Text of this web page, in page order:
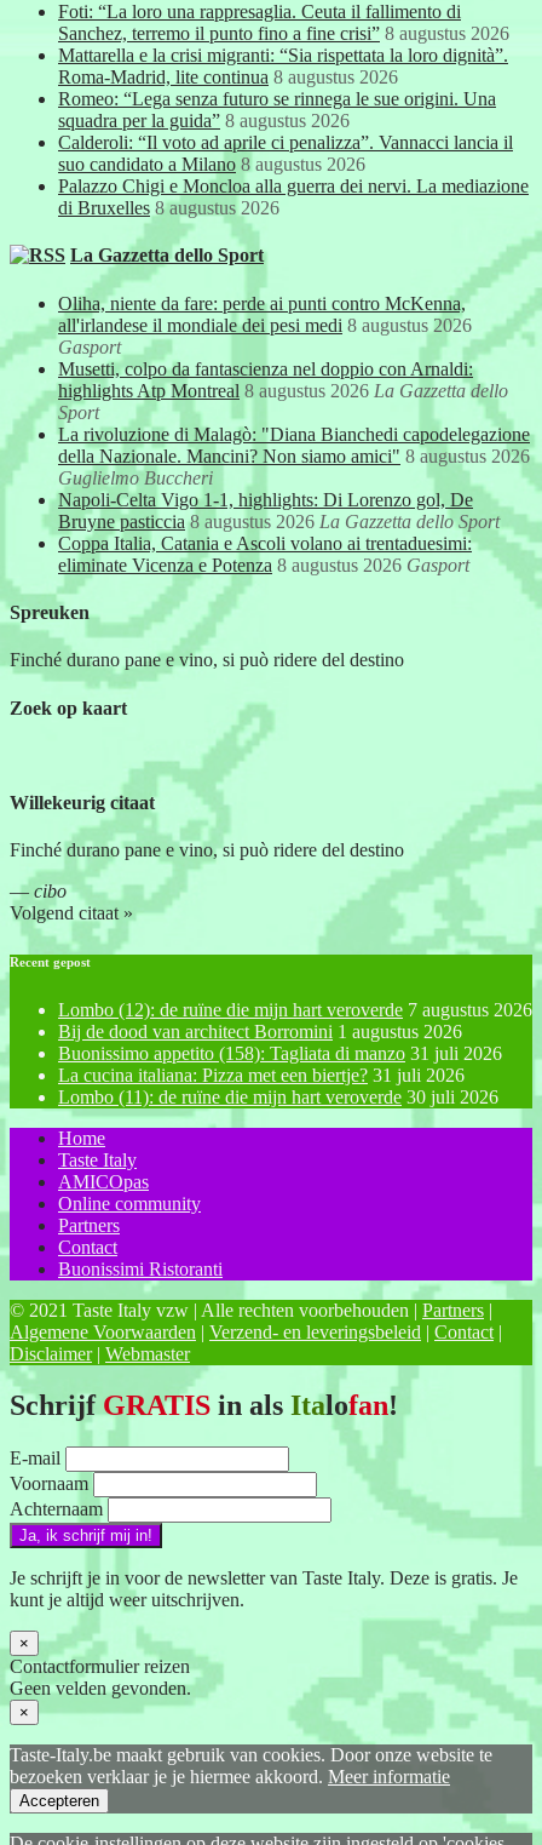
Foti: “La loro una rappresaglia. Ceuta il fallimento di
Sanchez, terremo il punto fino a fine crisi” 8 augustus 2026
Mattarella e la crisi migranti: “Sia rispettata la loro dignità”.
Roma-Madrid, lite continua 8 augustus 2026
Romeo: “Lega senza futuro se rinnega le sue origini. Una
squadra per la guida” 8 augustus 2026
Calderoli: “Il voto ad aprile ci penalizza”. Vannacci lancia il
suo candidato a Milano 8 augustus 2026
Palazzo Chigi e Moncloa alla guerra dei nervi. La mediazione
di Bruxelles 8 augustus 2026
La Gazzetta dello Sport
Oliha, niente da fare: perde ai punti contro McKenna,
all'irlandese il mondiale dei pesi medi 8 augustus 2026
Gasport
Musetti, colpo da fantascienza nel doppio con Arnaldi:
highlights Atp Montreal 8 augustus 2026 La Gazzetta dello
Sport
La rivoluzione di Malagò: "Diana Bianchedi capodelegazione
della Nazionale. Mancini? Non siamo amici" 8 augustus 2026
Guglielmo Buccheri
Napoli-Celta Vigo 1-1, highlights: Di Lorenzo gol, De
Bruyne pasticcia 8 augustus 2026 La Gazzetta dello Sport
Coppa Italia, Catania e Ascoli volano ai trentaduesimi:
eliminate Vicenza e Potenza 8 augustus 2026 Gasport
Spreuken
Finché durano pane e vino, si può ridere del destino
Zoek op kaart
Willekeurig citaat
Finché durano pane e vino, si può ridere del destino
— cibo
Volgend citaat »
Recent gepost
Lombo (12): de ruïne die mijn hart veroverde 7 augustus 2026
Bij de dood van architect Borromini 1 augustus 2026
Buonissimo appetito (158): Tagliata di manzo 31 juli 2026
La cucina italiana: Pizza met een biertje? 31 juli 2026
Lombo (11): de ruïne die mijn hart veroverde 30 juli 2026
Home
Taste Italy
AMICOpas
Online community
Partners
Contact
Buonissimi Ristoranti
© 2021 Taste Italy vzw | Alle rechten voorbehouden | Partners |
Algemene Voorwaarden | Verzend- en leveringsbeleid | Contact |
Disclaimer| Webmaster
Schrijf GRATIS in als Italofan!
E-mail
Voornaam
Achternaam
Je schrijft je in voor de newsletter van Taste Italy. Deze is gratis. Je
kunt je altijd weer uitschrijven.
×
Contactformulier reizen
Geen velden gevonden.
×
Taste-Italy.be maakt gebruik van cookies. Door onze website te
bezoeken verklaar je je hiermee akkoord. Meer informatie
Accepteren